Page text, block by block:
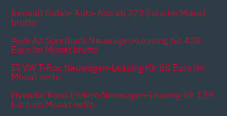
Renault Rafale Auto-Abo ab 329 Euro im Monat
brutto
Audi A3 Sportback Neuwagen-Leasing für 428
Euro im Monat brutto
💥 VW T-Roc Neuwagen-Leasing für 88 Euro im
Monat netto
Hyundai Kona Elektro Neuwagen-Leasing für 129
Euro im Monat netto